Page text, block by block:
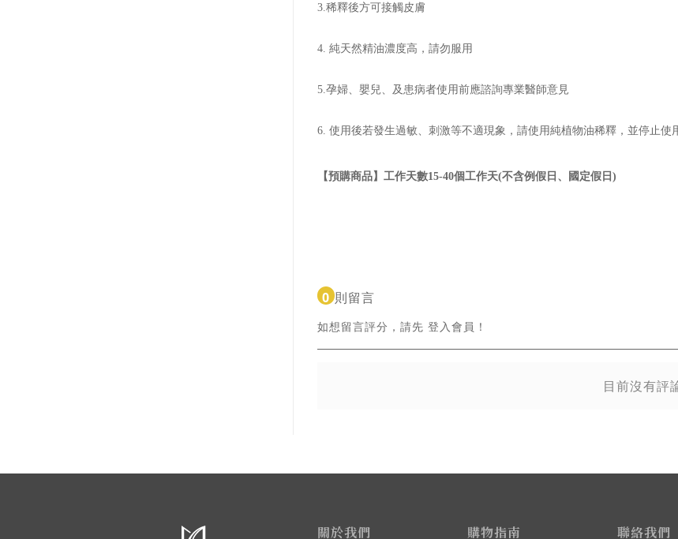
3.稀釋後方可接觸皮膚
4. 純天然精油濃度高，請勿服用
5.孕婦、嬰兒、及患病者使用前應諮詢專業醫師意見
6. 使用後若發生過敏、刺激等不適現象，請使用純植物油稀釋，並停止使
【預購商品】工作天數15-40個工作天(不含例假日、國定假日)
0 則留言
如想留言評分，請先 登入會員 ！
目前沒有評
關於我們 購物指南 聯絡我們